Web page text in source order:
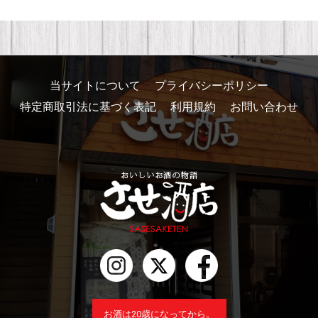
当サイトについて
プライバシーポリシー
特定商取引法に基づく表記
利用規約 お問い合わせ
お酒は20歳になってから。